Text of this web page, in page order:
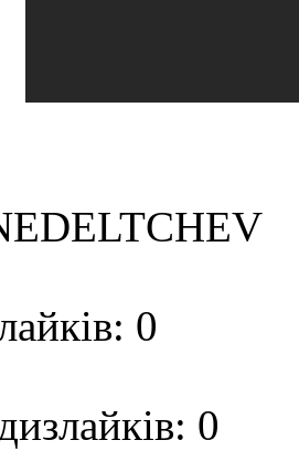
0
0